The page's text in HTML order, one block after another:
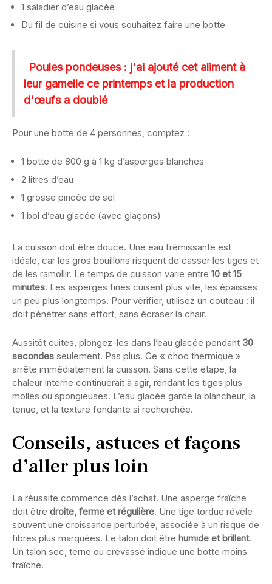
1 saladier d’eau glacée
Du fil de cuisine si vous souhaitez faire une botte
Poules pondeuses : j'ai ajouté cet aliment à
leur gamelle ce printemps et la production
d'œufs a doublé
Pour une botte de 4 personnes, comptez :
1 botte de 800 g à 1 kg d’asperges blanches
2 litres d’eau
1 grosse pincée de sel
1 bol d’eau glacée (avec glaçons)
La cuisson doit être douce. Une eau frémissante est
idéale, car les gros bouillons risquent de casser les tiges et
de les ramollir. Le temps de cuisson varie entre 10 et 15
minutes. Les asperges fines cuisent plus vite, les épaisses
un peu plus longtemps. Pour vérifier, utilisez un couteau : il
doit pénétrer sans effort, sans écraser la chair.
Aussitôt cuites, plongez-les dans l’eau glacée pendant 30
secondes seulement. Pas plus. Ce « choc thermique »
arrête immédiatement la cuisson. Sans cette étape, la
chaleur interne continuerait à agir, rendant les tiges plus
molles ou spongieuses. L’eau glacée garde la blancheur, la
tenue, et la texture fondante si recherchée.
Conseils, astuces et façons
d’aller plus loin
La réussite commence dès l’achat. Une asperge fraîche
doit être droite, ferme et régulière. Une tige tordue révèle
souvent une croissance perturbée, associée à un risque de
fibres plus marquées. Le talon doit être humide et brillant.
Un talon sec, terne ou crevassé indique une botte moins
fraîche.